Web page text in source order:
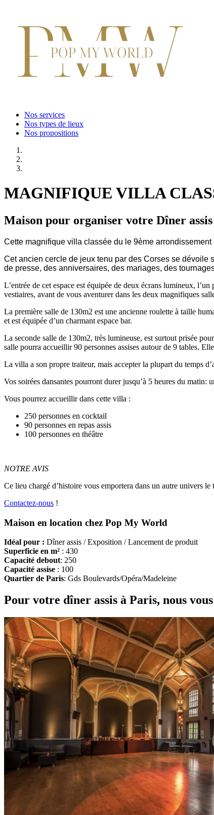
Nos services
Nos types de lieux
Nos propositions
MAGNIFIQUE VILLA
Maison pour organiser votre Dîner
Cette magnifique villa classée du le 9ème
Cet ancien cercle de jeux tenu par des Corses se dévoile
de presse, des anniversaires, des mariages, des
L’entrée de cet espace est équipée de deux écrans lumineux,
vestiaires, avant de vous aventurer dans les deux magnifiques
La première salle de 130m2 est une ancienne roulette à taille
et est équipée d’un charmant espace bar.
La seconde salle de 130m2, très lumineuse, est surtout prisée
salle pourra accueillir 90 personnes assises autour de 9 tables.
La villa a son propre traiteur, mais accepter la plupart du temps
Vos soirées dansantes pourront durer jusqu’à 5 heures du
Vous pourrez accueillir dans cette villa :
250 personnes en cocktail
90 personnes en repas assis
100 personnes en théâtre
NOTRE AVIS
Ce lieu chargé d’histoire vous emportera dans un autre univers
Contactez-nous !
Maison en location chez Pop My World
Idéal pour : Dîner assis / Exposition / Lancement de produit
Superficie en m² : 430
Capacité debout: 250
Capacité assise : 100
Quartier de Paris: Gds Boulevards/Opéra/Madeleine
Pour votre dîner assis à Paris, nous